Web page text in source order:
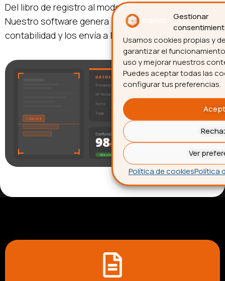
Gestionar
Usamos cookies propias y
garantizar el
uso y mejorar nuestros
Puedes aceptar todas las
configurar tus preferencias.
Ver
Política de cookiesPolítica
Del libro de registro al modelo fiscal presentado.
Nuestro software genera los modelos a partir de tu
contabilidad y los envía a la
AEAT